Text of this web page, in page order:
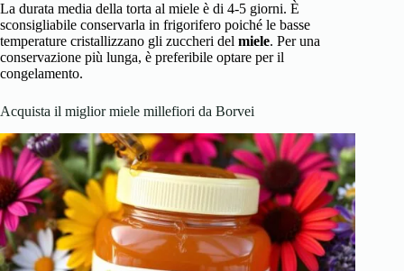
La durata media della torta al miele è di 4-5 giorni. È
sconsigliabile conservarla in frigorifero poiché le basse
temperature cristallizzano gli zuccheri del miele. Per una
conservazione più lunga, è preferibile optare per il
congelamento.
Acquista il miglior miele millefiori da Borvei